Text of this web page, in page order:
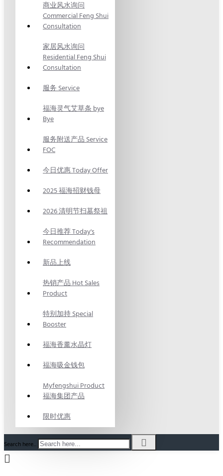
商业风水询问
Commercial Feng Shui
Consultation
家居风水询问
Residential Feng Shui
Consultation
服务 Service
福海灵气艾草条 bye
Bye
服务附送产品 Service
FOC
今日优惠 Today Offer
2025 福海招财钱母
2026 清明节扫墓祭祖
今日推荐 Today's
Recommendation
新品上线
热销产品 Hot Sales
Product
特别加持 Special
Booster
福海香薰水晶灯
福海吸金钱包
Myfengshui Product
福海集团产品
限时优惠
Search here...